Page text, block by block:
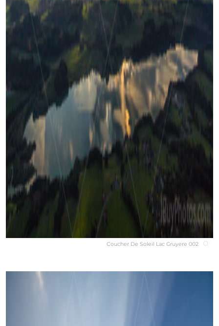
Coucher De Soleil Lac Gruyere 002